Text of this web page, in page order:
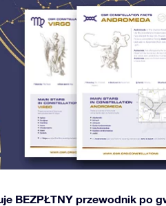
BEZPŁTNY przewodnik po